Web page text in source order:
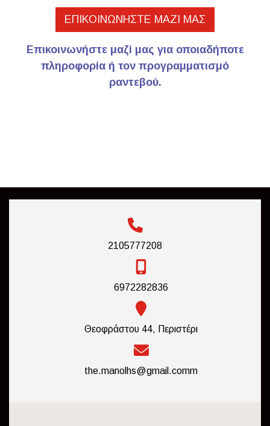
ΕΠΙΚΟΙΝΩΝΉΣΤΕ ΜΑΖΊ ΜΑΣ
Επικοινωνήστε μαζί μας για οποιαδήποτε
πληροφορία ή τον προγραμματισμό
ραντεβού.
2105777208
6972282836
Θεοφράστου 44, Περιστέρι
the.manolhs@gmail.comm